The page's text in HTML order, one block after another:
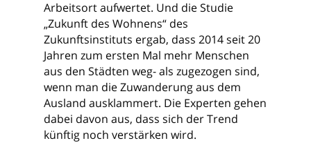
Arbeitsort aufwertet. Und die Studie
„Zukunft des Wohnens“ des
Zukunftsinstituts ergab, dass 2014 seit 20
Jahren zum ersten Mal mehr Menschen
aus den Städten weg- als zugezogen sind,
wenn man die Zuwanderung aus dem
Ausland ausklammert. Die Experten gehen
dabei davon aus, dass sich der Trend
künftig noch verstärken wird.